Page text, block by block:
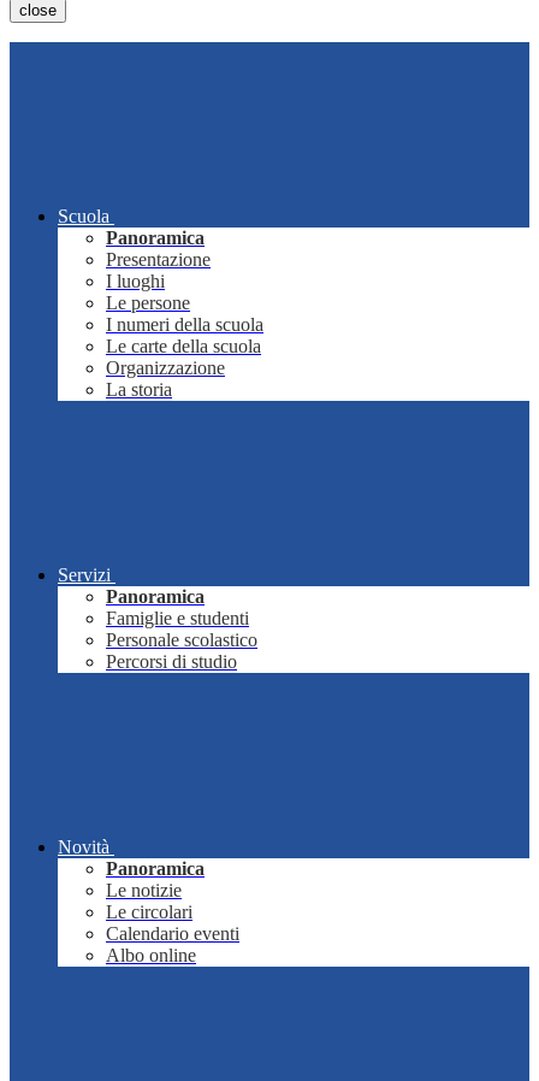
close
Scuola
Panoramica
Presentazione
I luoghi
Le persone
I numeri della scuola
Le carte della scuola
Organizzazione
La storia
Servizi
Panoramica
Famiglie e studenti
Personale scolastico
Percorsi di studio
Novità
Panoramica
Le notizie
Le circolari
Calendario eventi
Albo online